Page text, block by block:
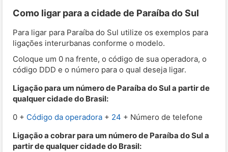
Como ligar para a cidade de Paraíba do Sul
Para ligar para Paraíba do Sul utilize os exemplos para
ligações interurbanas conforme o modelo.
Coloque um 0 na frente, o código de sua operadora, o
código DDD e o número para o qual deseja ligar.
Ligação para um número de Paraíba do Sul a partir de
qualquer cidade do Brasil:
0 + Código da operadora + 24 + Número de telefone
Ligação a cobrar para um número de Paraíba do Sul a
partir de qualquer cidade do Brasil: